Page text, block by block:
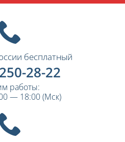
бесплатный
28-22
работы:
— 18:00 (Мск)